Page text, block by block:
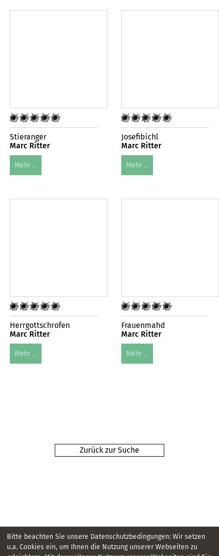
Stieranger
Marc Ritter
Mehr ...
Josefibichl
Marc Ritter
Mehr ...
Herrgottschrofen
Marc Ritter
Mehr ...
Frauenmahd
Marc Ritter
Mehr ...
Zurück zur Suche
Bitte beachten Sie unsere Datenschutzbedingungen: Wir setzen
u.a. Cookies ein, um Ihnen die Nutzung unserer Webseiten zu